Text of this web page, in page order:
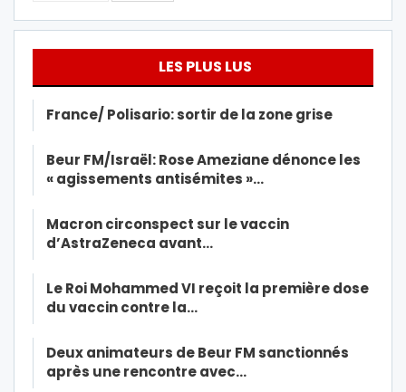
LES PLUS LUS
France/ Polisario: sortir de la zone grise
Beur FM/Israël: Rose Ameziane dénonce les
« agissements antisémites »…
Macron circonspect sur le vaccin
d’AstraZeneca avant…
Le Roi Mohammed VI reçoit la première dose
du vaccin contre la…
Deux animateurs de Beur FM sanctionnés
après une rencontre avec…